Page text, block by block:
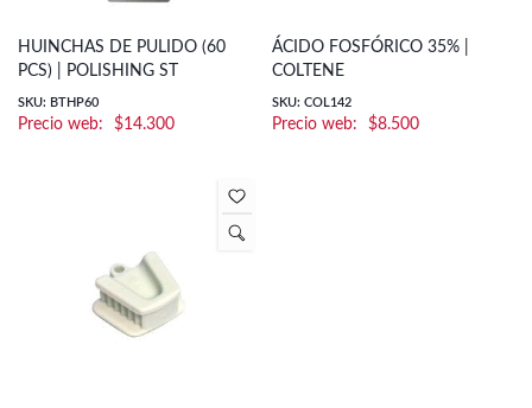
HUINCHAS DE PULIDO (60
PCS) | POLISHING ST
SKU: BTHP60
$14.300
ÁCIDO FOSFÓRICO 35% |
COLTENE
SKU: COL142
$8.500